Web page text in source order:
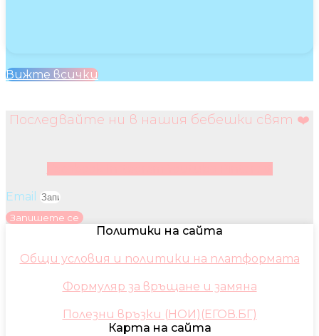
Вижте всички
Последвайте ни в нашия бебешки свят ❤️
Email
Запишете се
Политики на сайта
Общи условия и политики на платформата
Формуляр за връщане и замяна
Полезни връзки (НОИ)(ЕГОВ.БГ)
Карта на сайта